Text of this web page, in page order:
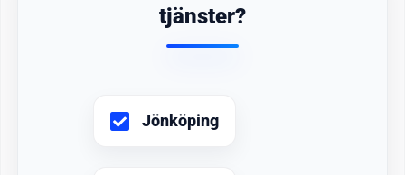
tjänster?
Jönköping